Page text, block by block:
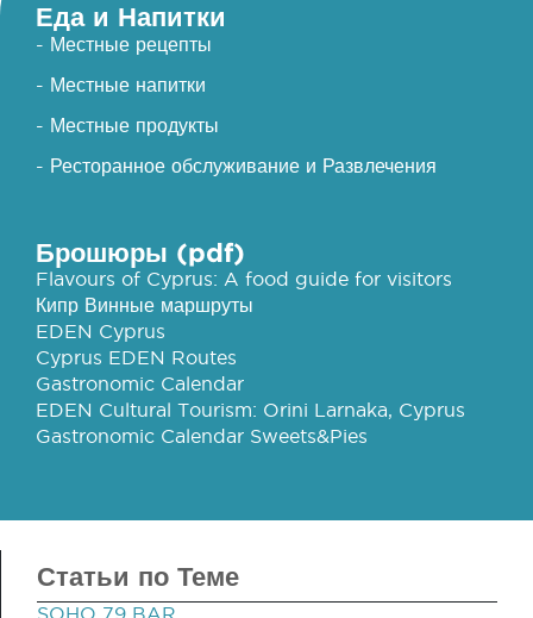
Еда и Напитки
- Местные рецепты
- Местные напитки
- Местные продукты
- Ресторанное обслуживание и Развлечения
Брошюры (pdf)
Flavours of Cyprus: A food guide for visitors
Кипр Винные маршруты
EDEN Cyprus
Cyprus EDEN Routes
Gastronomic Calendar
EDEN Cultural Tourism: Orini Larnaka, Cyprus
Gastronomic Calendar Sweets&Pies
Статьи по Теме
SOHO 79 BAR